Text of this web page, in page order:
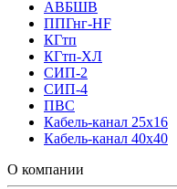
АВБШВ
ППГнг-HF
КГтп
КГтп-ХЛ
СИП-2
СИП-4
ПВС
Кабель-канал 25х16
Кабель-канал 40х40
О компании